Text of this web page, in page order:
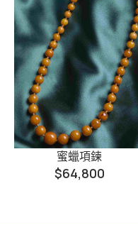
蜜蠟項鍊
$64,800